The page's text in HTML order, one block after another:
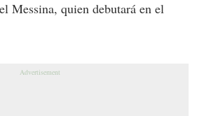
Messina, quien debutará en el